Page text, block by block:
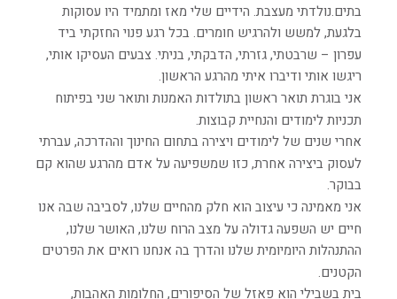
בתים.נולדתי מעצבת. הידיים שלי מאז ומתמיד היו עסוקות
בלגעת, למשש ולהרגיש חומרים. בכל רגע פנוי החזקתי ביד
עפרון – שרבטתי, גזרתי, הדבקתי, בניתי. צבעים העסיקו אותי,
ריגשו אותי ודיברו איתי מהרגע הראשון.
אני בוגרת תואר ראשון בתולדות האמנות ותואר שני בפיתוח
תכניות לימודים והנחיית קבוצות.
אחרי שנים של לימודים ויצירה בתחום החינוך וההדרכה, עברתי
לעסוק ביצירה אחרת, כזו שמשפיעה על אדם מהרגע שהוא קם
בבוקר.
אני מאמינה כי עיצוב הוא חלק מהחיים שלנו, לסביבה שבה אנו
חיים יש השפעה גדולה על מצב הרוח שלנו, האושר שלנו,
ההתנהלות היומיומית שלנו והדרך בה אנחנו רואים את הפרטים
הקטנים.
בית בשבילי הוא פאזל של הסיפורים, החלומות האהבות,